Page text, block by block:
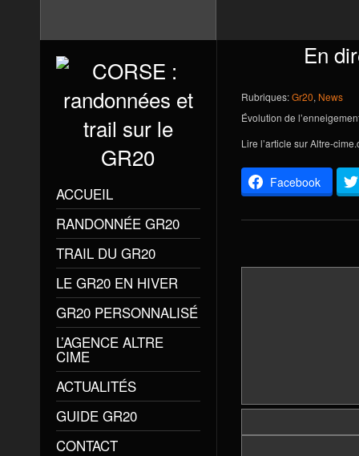
En
Rubriques:Gr20, News
Évolution de
Lire l’article surAltre-
Facebook
ACCUEIL
RANDONNÉE GR20
TRAIL DU GR20
LE GR20 EN HIVER
GR20 PERSONNALISÉ
L’AGENCE ALTRE
CIME
ACTUALITÉS
GUIDE GR20
CONTACT